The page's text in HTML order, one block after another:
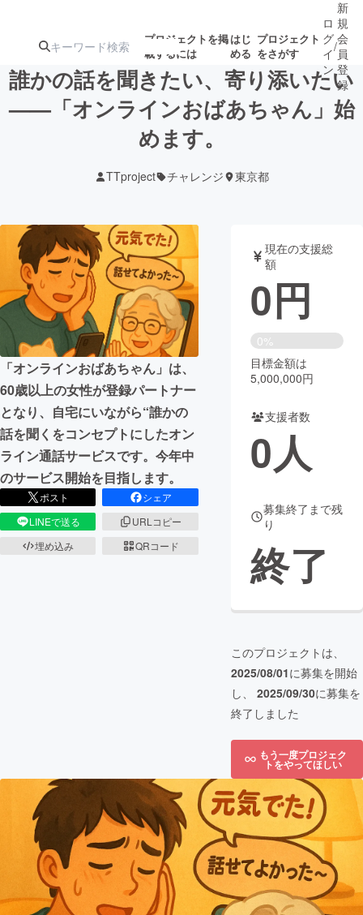
プロジェクトを掲
載するには
はじ
める
プロジェクト
をさがす
注目の新着プロ募集終了が近いプ
テクノロジー・ガジェット
映像・映画 書籍・雑誌
ビジネス・起業 チャレンジ
まちづくり・地域活性化
CAMPFIRE for Social Good
CAMPFIRE Creation
CAMPFIREふるさと納税
コミュニティ
ロ
グ
イ
ン
/
新
規
会
員
登
録
誰かの話を聞きたい、寄り添いたい
——「オンラインおばあちゃん」始
めます。
TTproject チャレンジ 東京都
「オンラインおばあちゃん」は、
60歳以上の女性が登録パートナー
となり、自宅にいながら“誰かの
話を聞くをコンセプトにしたオン
ライン通話サービスです。今年中
のサービス開始を目指します。
ポスト
シェア
LINEで送る
URLコピー
埋め込み
QRコード
現在の支援総
額
0円
0%
目標金額は
5,000,000円
支援者数
0人
募集終了まで残
り
終了
このプロジェクトは、
2025/08/01に募集を開始
し、 2025/09/30に募集を
終了しました
もう一度プロジェク
トをやってほしい